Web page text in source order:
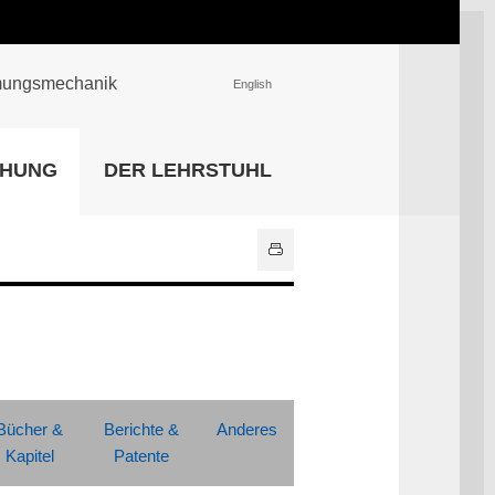
Universitätsbibliothek
English
DER LEHRSTUHL
&
Kapitel
Berichte &
Patente
Anderes